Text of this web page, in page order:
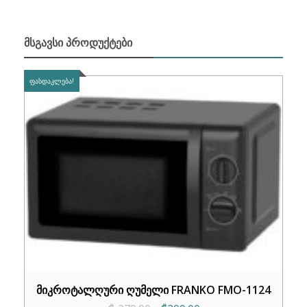
ᲛᲡᲒᲐᲕᲡᲘ ᲞᲠᲝᲓᲣᲥᲢᲔᲑᲘ
ᲤᲐᲡᲓᲐᲙᲚᲔᲑᲐ!
მიკროტალღური ღუმელი FRANKO FMO-1124